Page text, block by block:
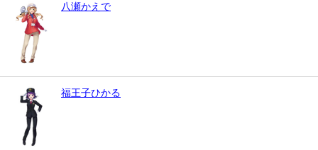
八瀬かえで
福王子ひかる